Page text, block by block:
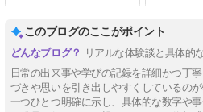
このブログのここがポイント
リアルな体験談と具体的
日常の出来事や学びの記録を詳細かつ丁
づきや思いを引き出しやすくしているの
一つひとつ明確に示し、具体的な数字や